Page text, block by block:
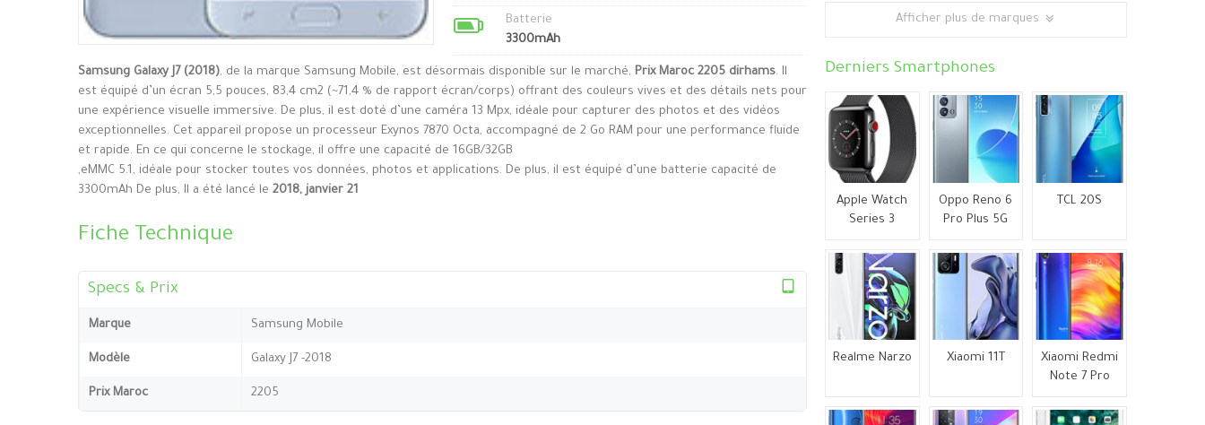
Batterie
3300mAh
Samsung Galaxy J7 (2018), de la marque Samsung Mobile, est désormais disponible sur le marché, Prix Maroc 2205 dirhams. Il
est équipé d’un écran 5,5 pouces, 83,4 cm2 (~71,4 % de rapport écran/corps) offrant des couleurs vives et des détails nets pour
une expérience visuelle immersive. De plus, il est doté d’une caméra 13 Mpx, idéale pour capturer des photos et des vidéos
exceptionnelles. Cet appareil propose un processeur Exynos 7870 Octa, accompagné de 2 Go RAM pour une performance fluide
et rapide. En ce qui concerne le stockage, il offre une capacité de 16GB/32GB
,eMMC 5.1, idéale pour stocker toutes vos données, photos et applications. De plus, il est équipé d’une batterie capacité de
3300mAh De plus, Il a été lancé le 2018, janvier 21
Fiche Technique
Specs & Prix
Marque Samsung Mobile
Modèle Galaxy J7 -2018
Prix Maroc 2205
Afficher plus de marques
Derniers Smartphones
Apple Watch
Series 3
Oppo Reno 6
Pro Plus 5G
TCL 20S
Realme Narzo Xiaomi 11T
Xiaomi Redmi
Note 7 Pro